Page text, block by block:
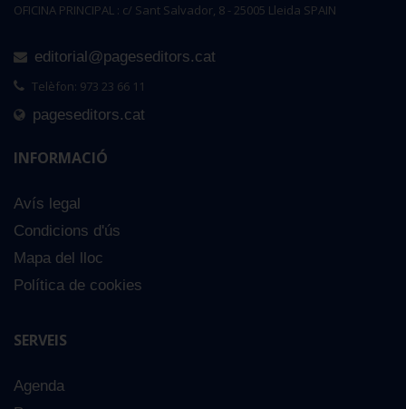
OFICINA PRINCIPAL : c/ Sant Salvador, 8 - 25005 Lleida SPAIN
editorial@pageseditors.cat
Telèfon: 973 23 66 11
pageseditors.cat
INFORMACIÓ
Avís legal
Condicions d'ús
Mapa del lloc
Política de cookies
SERVEIS
Agenda